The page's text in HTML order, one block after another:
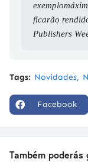
ficarão
Publishers
Tags: Novidades
Facebook
Também poderás